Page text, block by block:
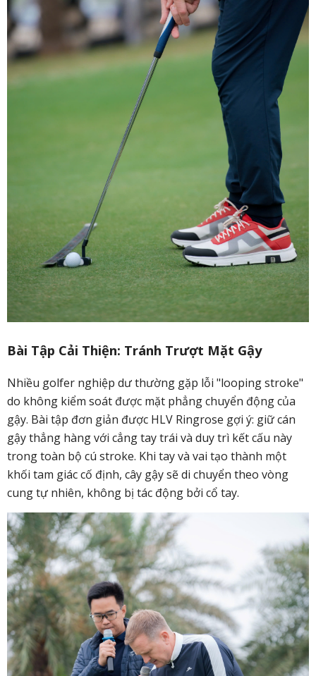
Bài Tập Cải Thiện: Tránh Trượt Mặt Gậy
Nhiều golfer nghiệp dư thường gặp lỗi "looping stroke"
do không kiểm soát được mặt phẳng chuyển động của
gậy. Bài tập đơn giản được HLV Ringrose gợi ý: giữ cán
gậy thẳng hàng với cẳng tay trái và duy trì kết cấu này
trong toàn bộ cú stroke. Khi tay và vai tạo thành một
khối tam giác cố định, cây gậy sẽ di chuyển theo vòng
cung tự nhiên, không bị tác động bởi cổ tay.